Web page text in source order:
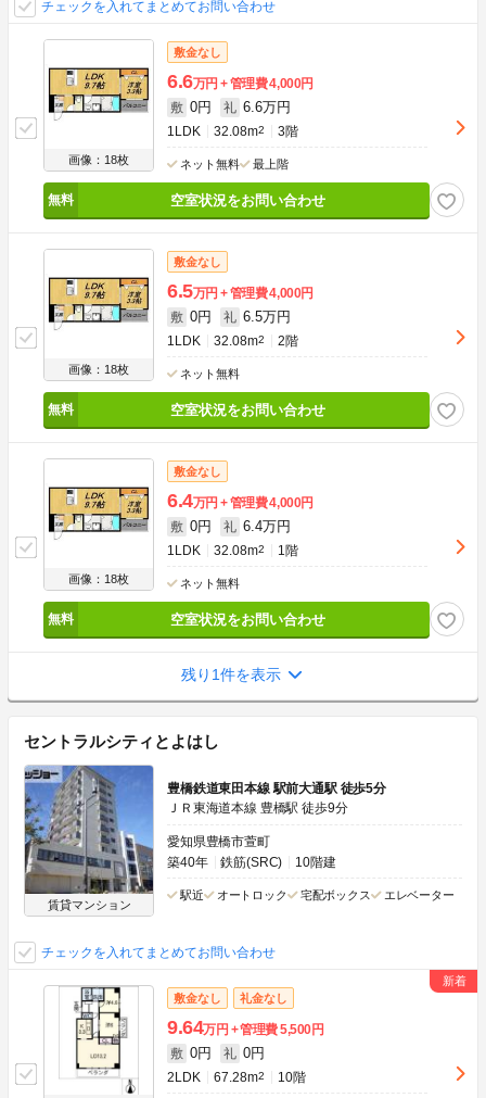
チェックを入れてまとめてお問い合わせ
画像：18枚
敷金なし
6.6万円 管理費4,000円
敷 0円 礼 6.6万円
1LDK 32.08m2 3階
ネット無料 最上階
空室状況をお問い合わせ
画像：18枚
敷金なし
6.5万円 管理費4,000円
敷 0円 礼 6.5万円
1LDK 32.08m2 2階
ネット無料
空室状況をお問い合わせ
画像：18枚
敷金なし
6.4万円 管理費4,000円
敷 0円 礼 6.4万円
1LDK 32.08m2 1階
ネット無料
空室状況をお問い合わせ
残り1件を表示
セントラルシティとよはし
賃貸マンション
豊橋鉄道東田本線 駅前大通駅 徒歩5分
ＪＲ東海道本線 豊橋駅 徒歩9分
愛知県豊橋市萱町
築40年
鉄筋(SRC) 10階建
駅近 オートロック 宅配ボックス エレベーター
チェックを入れてまとめてお問い合わせ
敷金なし 礼金なし
9.64万円 管理費5,500円
敷 0円 礼 0円
2LDK 67.28m2 10階